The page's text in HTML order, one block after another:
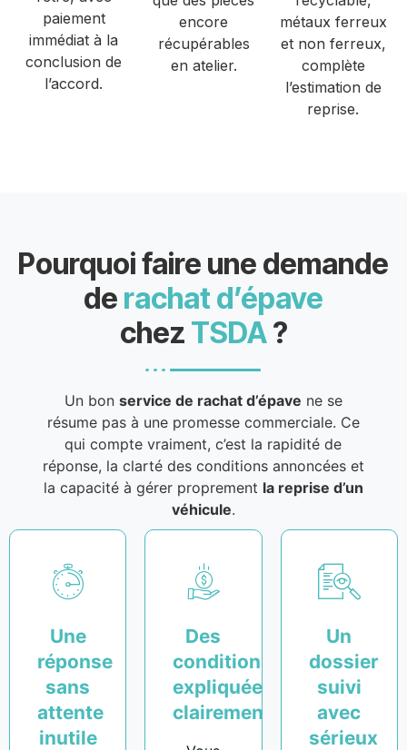
paiement
immédiat à la
conclusion de
l’accord.
encore
récupérables
en atelier.
métaux ferreux
et non ferreux,
complète
l’estimation de
reprise.
Pourquoi faire une demande
de rachat d’épave
chez TSDA?
Un bon service de rachat d’épave ne se
résume pas à une promesse commerciale. Ce
qui compte vraiment, c’est la rapidité de
réponse, la clarté des conditions annoncées et
la capacité à gérer proprement la reprise d’un
véhicule.
Une
réponse
sans
attente
inutile
Des
conditions
expliquées
clairement
Un
dossier
suivi
avec
sérieux